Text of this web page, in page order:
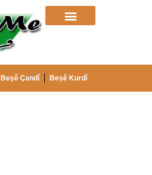
Beşê Çandî Beșê Kurdî